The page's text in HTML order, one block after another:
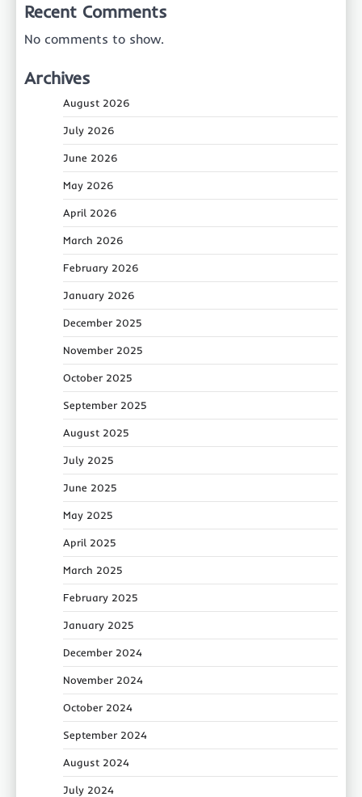
Recent Comments
No comments to show.
Archives
August 2026
July 2026
June 2026
May 2026
April 2026
March 2026
February 2026
January 2026
December 2025
November 2025
October 2025
September 2025
August 2025
July 2025
June 2025
May 2025
April 2025
March 2025
February 2025
January 2025
December 2024
November 2024
October 2024
September 2024
August 2024
July 2024